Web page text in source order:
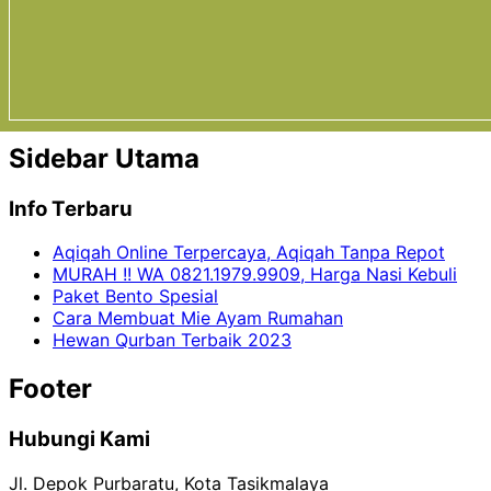
Sidebar Utama
Info Terbaru
Aqiqah Online Terpercaya, Aqiqah Tanpa Repot
MURAH !! WA 0821.1979.9909, Harga Nasi Kebuli
Paket Bento Spesial
Cara Membuat Mie Ayam Rumahan
Hewan Qurban Terbaik 2023
Footer
Hubungi Kami
Jl. Depok Purbaratu, Kota Tasikmalaya